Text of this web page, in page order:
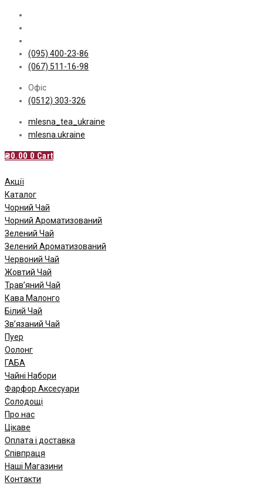
Skip
content
(095) 400-23-86
(067) 511-16-98
Офіс
(0512) 303-326
mlesna_tea_ukraine
mlesna.ukraine
₴0.00 0 Cart
Акції
Каталог
Чорний Чай
Чорний Ароматизований
Зелений Чай
Зелений Ароматизований
Червоний Чай
Жовтий Чай
Трав’яний Чай
Кава Малонго
Білий Чай
Зв’язаний Чай
Пуер
Oолонг
ГАБА
Чайні Набори
Фарфор Аксесуари
Солодощі
Про нас
Цікаве
Оплата і доставка
Співпраця
Наші Магазини
Контакти